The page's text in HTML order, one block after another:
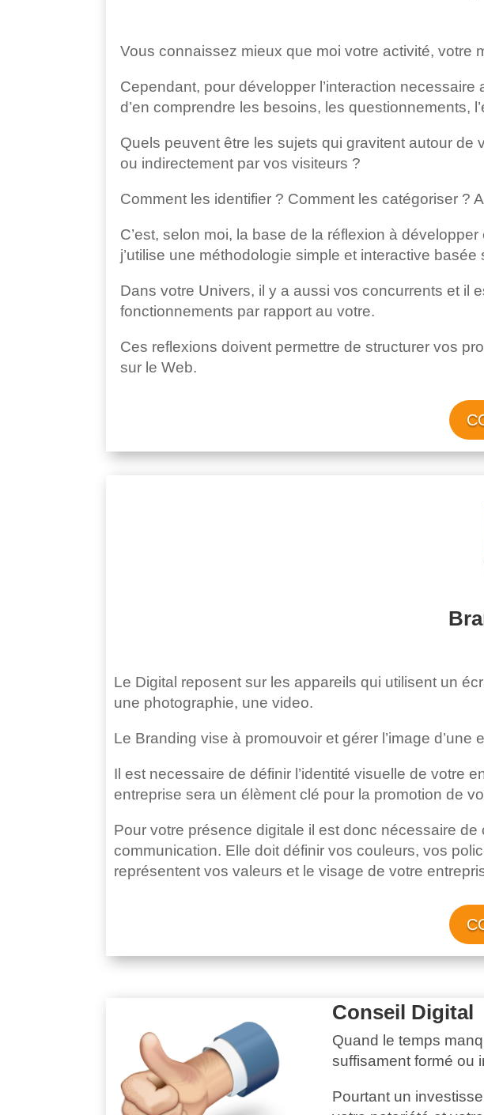
Vous connaissez mieux que moi votre activité, votre
Cependant, pour développer l’interaction
d’en comprendre les besoins, les questionnements,
Quels peuvent être les sujets qui gravitent autour de
ou indirectement par vos visiteurs ?
Comment les identifier ? Comment les catégoriser ?
C’est, selon moi, la base de la réflexion à
j’utilise une méthodologie simple et interactive
Dans votre Univers, il y a aussi vos concurrents et il
fonctionnements par rapport au votre.
Ces reflexions doivent permettre de structurer vos
sur le Web.
Le Digital reposent sur les appareils qui utilisent un
une photographie, une video.
Le Branding vise à promouvoir et gérer l’image d’une
Il est necessaire de définir l’identité visuelle de votre
entreprise sera un élèment clé pour la promotion de
Pour votre présence digitale il est donc nécessaire
communication. Elle doit définir vos couleurs, vos
représentent vos valeurs et le visage de votre
Conseil Digital
Quand le temps
suffisament formé ou
Pourtant un